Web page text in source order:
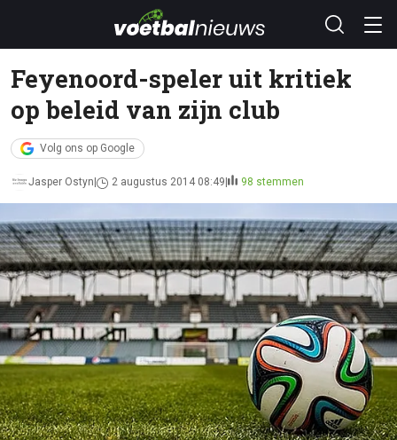
Feyenoord-speler uit kritiek
op beleid van zijn club
Volg ons op Google
Jasper Ostyn 2 augustus 2014 08:49 98 stemmen